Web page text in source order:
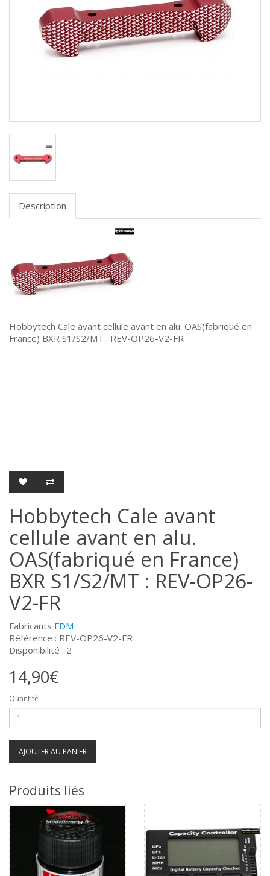
Description
Hobbytech Cale avant cellule avant en alu. OAS(fabriqué en
France) BXR S1/S2/MT : REV-OP26-V2-FR
Hobbytech Cale avant
cellule avant en alu.
OAS(fabriqué en France)
BXR S1/S2/MT : REV-OP26-
V2-FR
Fabricants FDM
Référence : REV-OP26-V2-FR
Disponibilité : 2
14,90€
Quantité
AJOUTER AU PANIER
Produits liés